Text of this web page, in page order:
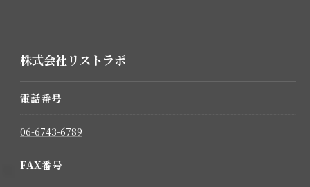
株式会社リストラボ
電話番号
06-6743-6789
FAX番号